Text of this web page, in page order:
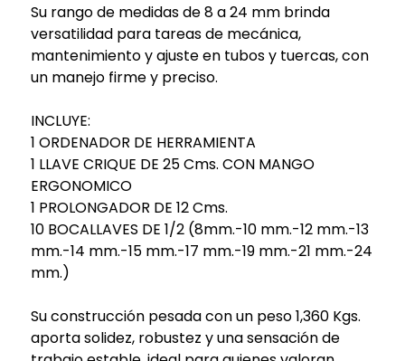
Su rango de medidas de 8 a 24 mm brinda
versatilidad para tareas de mecánica,
mantenimiento y ajuste en tubos y tuercas, con
un manejo firme y preciso.
INCLUYE:
1 ORDENADOR DE HERRAMIENTA
1 LLAVE CRIQUE DE 25 Cms. CON MANGO
ERGONOMICO
1 PROLONGADOR DE 12 Cms.
10 BOCALLAVES DE 1/2 (8mm.-10 mm.-12 mm.-13
mm.-14 mm.-15 mm.-17 mm.-19 mm.-21 mm.-24
mm.)
Su construcción pesada con un peso 1,360 Kgs.
aporta solidez, robustez y una sensación de